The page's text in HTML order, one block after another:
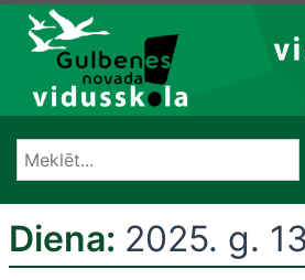
Izlaist
Diena: 2025. g.